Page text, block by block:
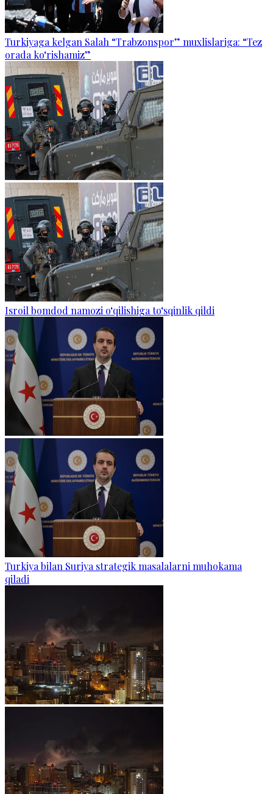
Turkiyaga kelgan Salah “Trabzonspor” muxlislariga: “Tez
orada ko‘rishamiz”
Isroil bomdod namozi o‘qilishiga to‘sqinlik qildi
Turkiya bilan Suriya strategik masalalarni muhokama
qiladi